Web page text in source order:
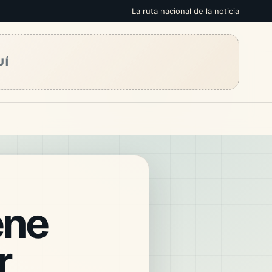
La ruta nacional de la noticia